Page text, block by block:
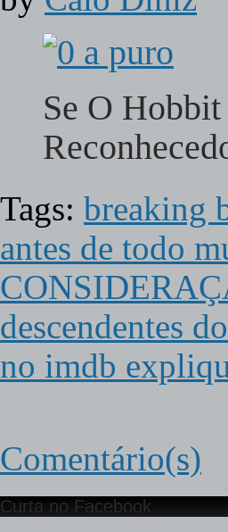
Se O
Tags: breaking
antes de todo
descendentes
no imdb
Comentário(s)
Curta no Facebook